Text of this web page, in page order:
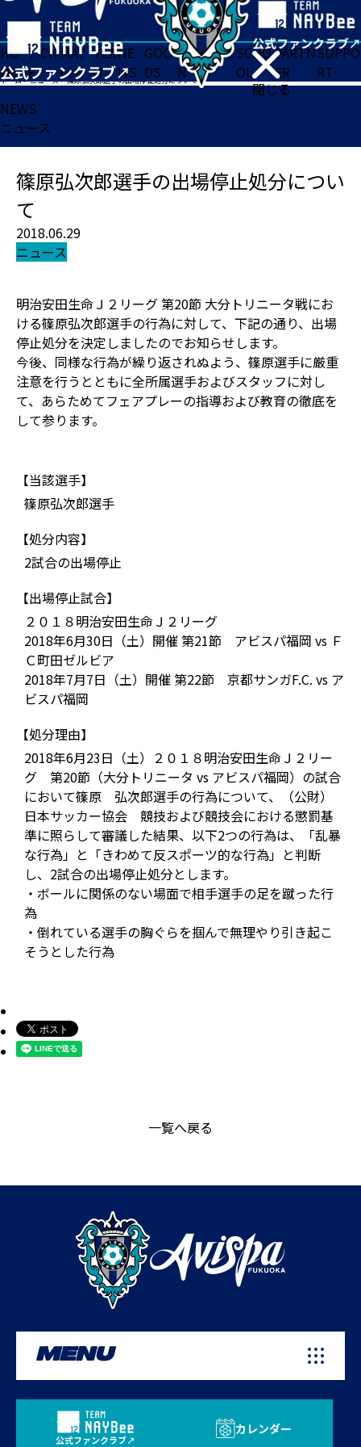
閉じる
HO
ME
TICK
ET
MAT
CH
TEA
M
NE
WS
GOO
DS
FA
N
ACADE
MY
SCHO
OL
PARTN
ER
SUPPO
RT
ホーム>ニュース>篠原弘次郎選手の出場停止処分について
NEWS
ニュース
篠原弘次郎選手の出場停止処分につい
て
2018.06.29
ニュース
明治安田生命Ｊ２リーグ 第20節 大分トリニータ戦にお
ける篠原弘次郎選手の行為に対して、下記の通り、出場
停止処分を決定しましたのでお知らせします。
今後、同様な行為が繰り返されぬよう、篠原選手に厳重
注意を行うとともに全所属選手およびスタッフに対し
て、あらためてフェアプレーの指導および教育の徹底を
して参ります。
【当該選手】
篠原弘次郎選手
【処分内容】
2試合の出場停止
【出場停止試合】
２０１８明治安田生命Ｊ２リーグ
2018年6月30日（土）開催 第21節 アビスパ福岡 vs Ｆ
Ｃ町田ゼルビア
2018年7月7日（土）開催 第22節 京都サンガF.C. vs ア
ビスパ福岡
【処分理由】
2018年6月23日（土）２０１８明治安田生命Ｊ２リー
グ 第20節（大分トリニータ vs アビスパ福岡）の試合
において篠原 弘次郎選手の行為について、（公財）
日本サッカー協会 競技および競技会における懲罰基
準に照らして審議した結果、以下2つの行為は、「乱暴
な行為」と「きわめて反スポーツ的な行為」と判断
し、2試合の出場停止処分とします。
・ボールに関係のない場面で相手選手の足を蹴った行
為
・倒れている選手の胸ぐらを掴んで無理やり引き起こ
そうとした行為
一覧へ戻る
MENU
公式ファンクラブ
カレンダー